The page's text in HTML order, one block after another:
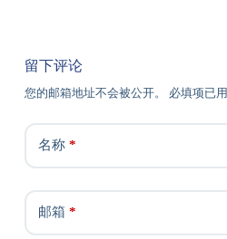
留下评论
您的邮箱地址不会被公开。 必填项已用
名称*
邮箱 *